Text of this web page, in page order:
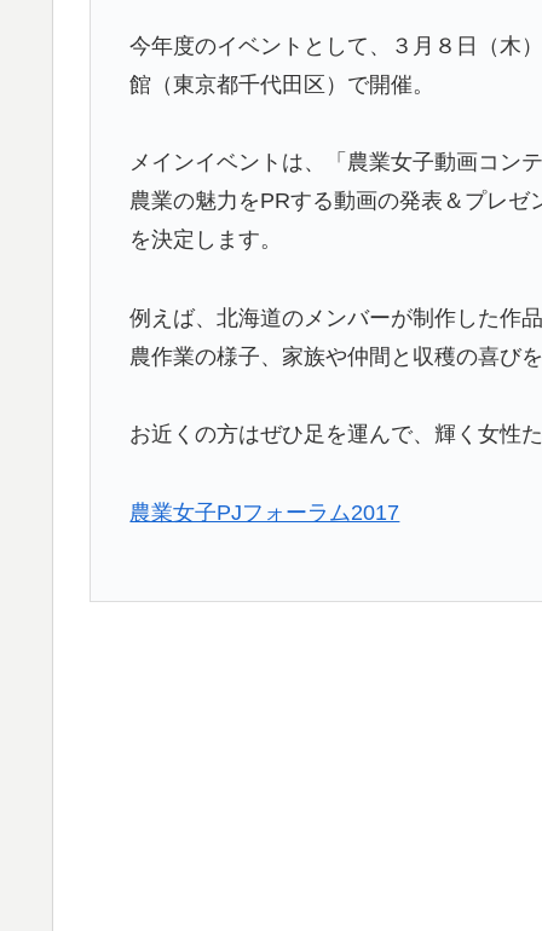
今年度のイベントとして、３月８日（木
館（東京都千代田区）で開催。
メインイベントは、「農業女子動画コン
農業の魅力をPRする動画の発表＆プレ
を決定します。
例えば、北海道のメンバーが制作した作
農作業の様子、家族や仲間と収穫の喜び
お近くの方はぜひ足を運んで、輝く女性
農業女子PJフォーラム2017